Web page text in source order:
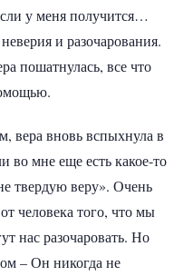
у меня получится…
и разочарования.
пошатнулась, все что
вера вновь вспыхнула в
мне еще есть какое-то
твердую веру». Очень
человека того, что мы
нас разочаровать. Но
– Он никогда не